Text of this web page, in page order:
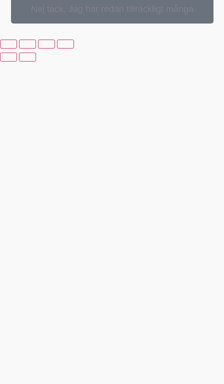
Nej tack, Jag har redan tillräckligt många